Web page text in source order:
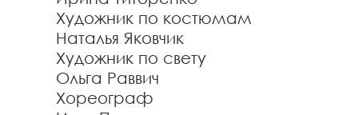
Художник по костюмам
Наталья Яковчик
Художник по свету
Ольга Раввич
Хореограф